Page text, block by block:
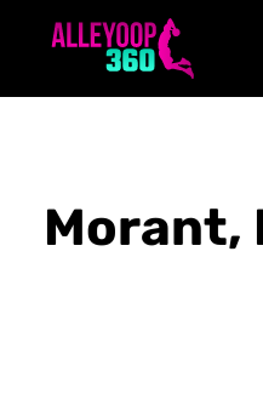
Morant,